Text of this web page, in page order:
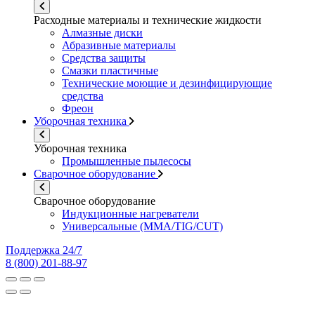
Расходные материалы и технические жидкости
Алмазные диски
Абразивные материалы
Средства защиты
Смазки пластичные
Технические моющие и дезинфицирующие
средства
Фреон
Уборочная техника
Уборочная техника
Промышленные пылесосы
Сварочное оборудование
Сварочное оборудование
Индукционные нагреватели
Универсальные (MMA/TIG/CUT)
Поддержка 24/7
8 (800) 201-88-97